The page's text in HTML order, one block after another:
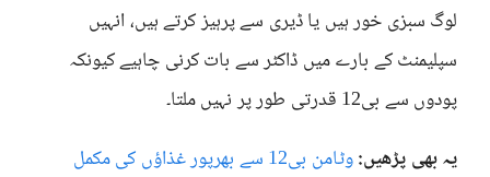
لوگ سبزی خور ہیں یا ڈیری سے پرہیز کرتے ہیں، انہیں
سپلیمنٹ کے بارے میں ڈاکٹر سے بات کرنی چاہیے کیونکہ
پودوں سے بی12 قدرتی طور پر نہیں ملتا۔
یہ بھی پڑھیں:
وٹامن بی12 سے بھرپور غذاؤں کی مکمل